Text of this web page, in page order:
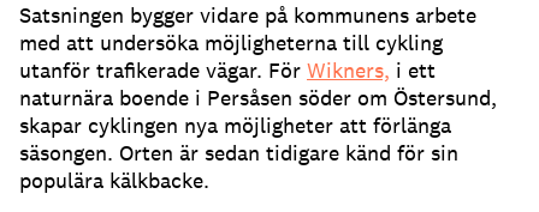
Satsningen bygger vidare på kommunens arbete
med att undersöka möjligheterna till cykling
utanför trafikerade vägar. För Wikners, i ett
naturnära boende i Persåsen söder om Östersund,
skapar cyklingen nya möjligheter att förlänga
säsongen. Orten är sedan tidigare känd för sin
populära kälkbacke.